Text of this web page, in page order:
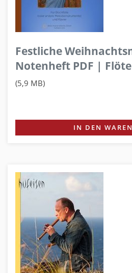
Festliche
Notenheft PDF |
(5,9 MB)
IN DEN